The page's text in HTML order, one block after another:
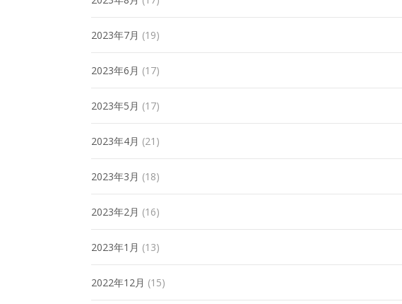
2023年7月 (19)
2023年6月 (17)
2023年5月 (17)
2023年4月 (21)
2023年3月 (18)
2023年2月 (16)
2023年1月 (13)
2022年12月 (15)